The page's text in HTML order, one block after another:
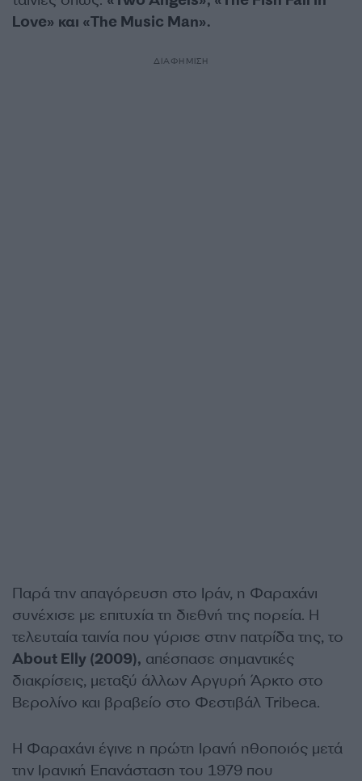
Love» και «The Music Man».
ΔΙΑΦΗΜΙΣΗ
Παρά την απαγόρευση στο Ιράν, η Φαραχάνι
συνέχισε με επιτυχία τη διεθνή της πορεία. Η
τελευταία ταινία που γύρισε στην πατρίδα της, το
About Elly (2009), απέσπασε σημαντικές
διακρίσεις, μεταξύ άλλων Αργυρή Άρκτο στο
Βερολίνο και βραβείο στο Φεστιβάλ Tribeca.
Η Φαραχάνι έγινε η πρώτη Ιρανή ηθοποιός μετά
την Ιρανική Επανάσταση του 1979 που